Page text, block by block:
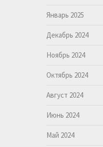
Январь 2025
Декабрь 2024
Ноябрь 2024
Октябрь 2024
Август 2024
Июнь 2024
Май 2024